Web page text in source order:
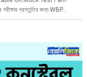
প্রস্তুতির জন্য WBP...